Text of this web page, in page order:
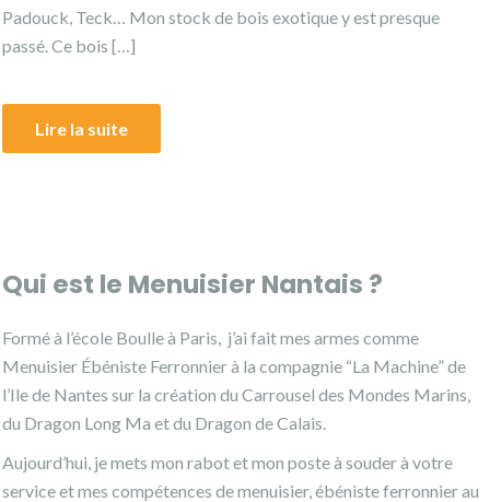
Padouck, Teck… Mon stock de bois exotique y est presque
passé. Ce bois […]
Lire la suite
Qui est le Menuisier Nantais ?
Formé à l’école Boulle à Paris, j’ai fait mes armes comme
Menuisier Ébéniste Ferronnier à la compagnie “La Machine” de
l’Ile de Nantes sur la création du Carrousel des Mondes Marins,
du Dragon Long Ma et du Dragon de Calais.
Aujourd’hui, je mets mon rabot et mon poste à souder à votre
service et mes compétences de menuisier, ébéniste ferronnier au